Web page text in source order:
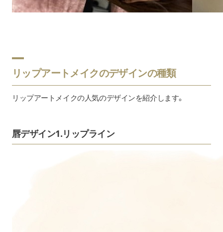
リップアートメイクのデザインの種類
リップアートメイクの人気のデザインを紹介します。
唇デザイン1.リップライン